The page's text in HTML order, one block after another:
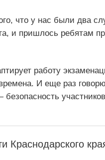
что у нас были два
и пришлось ребятам
работу
И еще раз
Краснодарского